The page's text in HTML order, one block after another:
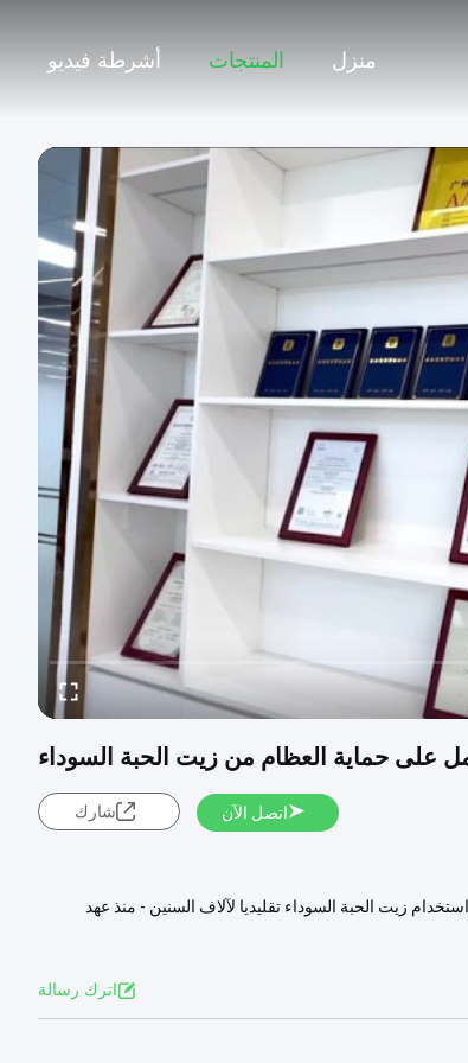
منزل المنتجات أشرطة فيديو
اتصل الآن شارك
زيت الحبة السوداء تقليديا لآلاف السنين - منذ عهد
اترك رسالة